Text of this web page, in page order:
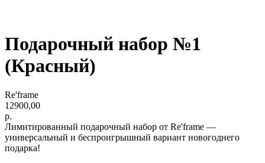
Подарочный набор №1
(Красный)
Re'frame
12900,00
р.
Лимитированный подарочный набор от Re'frame —
универсальный и беспроигрышный вариант новогоднего
подарка!